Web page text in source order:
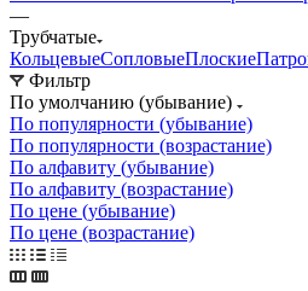
—
Трубчатые
КольцевыеСопловыеПлоские
Фильтр
По умолчанию (убывание)
По популярности (убывание)
По популярности (возрастание)
По алфавиту (убывание)
По алфавиту (возрастание)
По цене (убывание)
По цене (возрастание)